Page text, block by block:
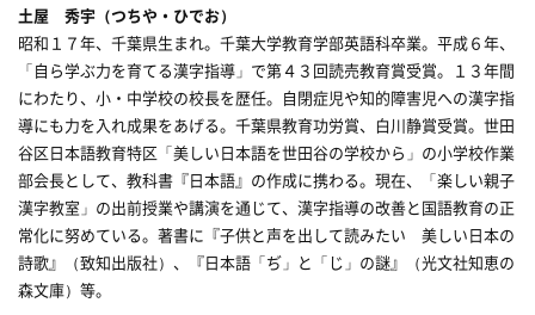
土屋 秀宇（つちや・ひでお）
昭和１７年、千葉県生まれ。千葉大学教育学部英語科卒業。平成６年、
「自ら学ぶ力を育てる漢字指導」で第４３回読売教育賞受賞。１３年間
にわたり、小・中学校の校長を歴任。自閉症児や知的障害児への漢字指
導にも力を入れ成果をあげる。千葉県教育功労賞、白川静賞受賞。世田
谷区日本語教育特区「美しい日本語を世田谷の学校から」の小学校作業
部会長として、教科書『日本語』の作成に携わる。現在、「楽しい親子
漢字教室」の出前授業や講演を通じて、漢字指導の改善と国語教育の正
常化に努めている。著書に『子供と声を出して読みたい 美しい日本の
詩歌』（致知出版社）、『日本語「ぢ」と「じ」の謎』（光文社知恵の
森文庫）等。